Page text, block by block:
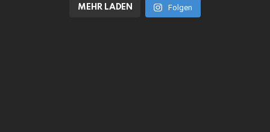
MEHR LADEN Folgen